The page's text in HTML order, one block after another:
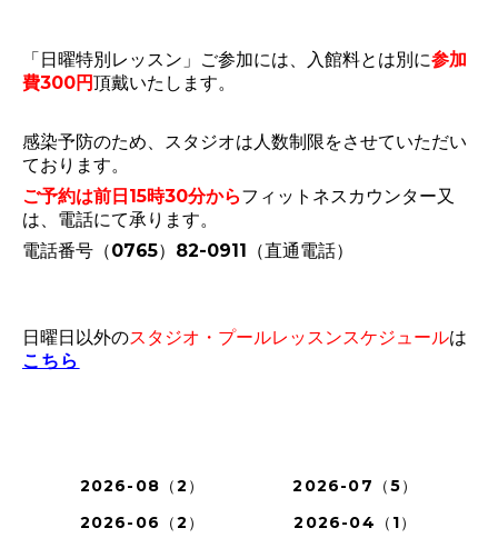
「日曜特別レッスン」ご参加には、入館料とは別に参加
費300円頂戴いたします。
感染予防のため、スタジオは人数制限をさせていただい
ております。
ご予約は前日15時30分からフィットネスカウンター又
は、電話にて承ります。
電話番号（0765）82-0911（直通電話）
日曜日以外のスタジオ・プールレッスンスケジュールは
こちら
2026-08（2）
2026-07（5）
2026-06（2）
2026-04（1）